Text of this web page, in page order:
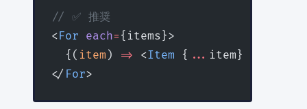
// ✅ 推奨
<For each= {items}>
  {(
item ) => <Item { ... item} />}
</ For>